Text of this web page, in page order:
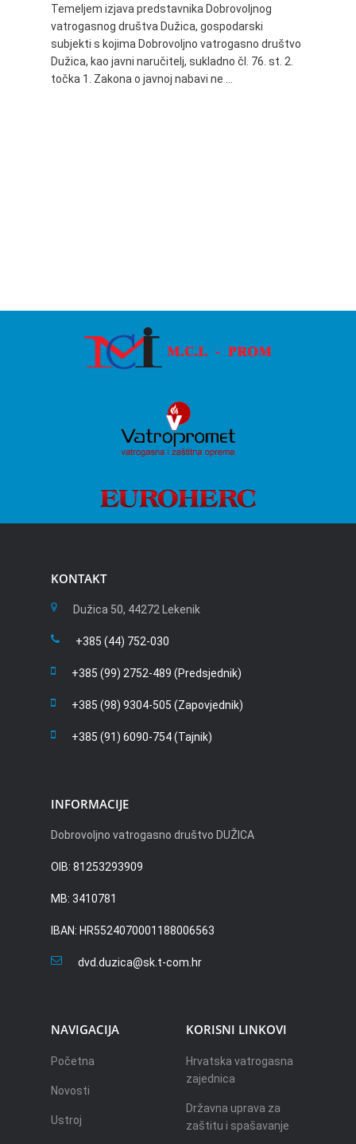
Temeljem izjava predstavnika Dobrovoljnog
vatrogasnog društva Dužica, gospodarski
subjekti s kojima Dobrovoljno vatrogasno društvo
Dužica, kao javni naručitelj, sukladno čl. 76. st. 2.
točka 1. Zakona o javnoj nabavi ne …
KONTAKT
Dužica 50, 44272 Lekenik
+385 (44) 752-030
+385 (99) 2752-489 (Predsjednik)
+385 (98) 9304-505 (Zapovjednik)
+385 (91) 6090-754 (Tajnik)
INFORMACIJE
Dobrovoljno vatrogasno društvo DUŽICA
OIB: 81253293909
MB: 3410781
IBAN: HR5524070001188006563
dvd.duzica@sk.t-com.hr
NAVIGACIJA
Početna
Novosti
Ustroj
KORISNI LINKOVI
Hrvatska vatrogasna
zajednica
Državna uprava za
zaštitu i spašavanje